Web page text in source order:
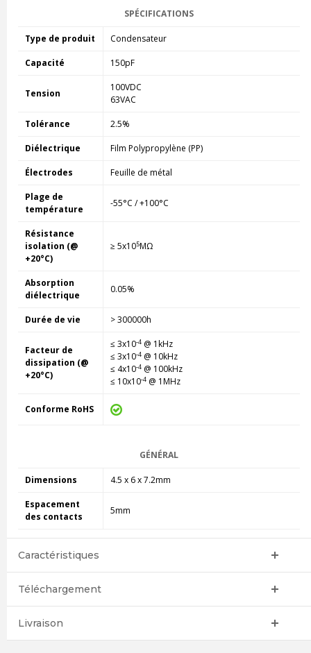
SPÉCIFICATIONS
Type de produit Condensateur
Capacité 150pF
Tension
100VDC
63VAC
Tolérance 2.5%
Diélectrique Film Polypropylène (PP)
Électrodes Feuille de métal
Plage de
température
-55°C / +100°C
Résistance
isolation (@
+20°C)
≥ 5x105MΩ
Absorption
diélectrique
0.05%
Durée de vie > 300000h
Facteur de
dissipation (@
+20°C)
≤ 3x10-4@ 1kHz
≤ 3x10-4@ 10kHz
≤ 4x10-4@ 100kHz
≤ 10x10-4@ 1MHz
Conforme RoHS
GÉNÉRAL
Dimensions 4.5 x 6 x 7.2mm
Espacement
des contacts
5mm
Caractéristiques
Téléchargement
Livraison